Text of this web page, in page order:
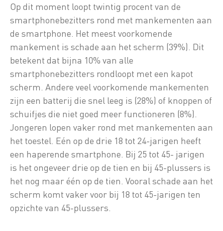
Op dit moment loopt twintig procent van de
smartphonebezitters rond met mankementen aan
de smartphone. Het meest voorkomende
mankement is schade aan het scherm (39%). Dit
betekent dat bijna 10% van alle
smartphonebezitters rondloopt met een kapot
scherm. Andere veel voorkomende mankementen
zijn een batterij die snel leeg is (28%) of knoppen of
schuifjes die niet goed meer functioneren (8%).
Jongeren lopen vaker rond met mankementen aan
het toestel. Eén op de drie 18 tot 24-jarigen heeft
een haperende smartphone. Bij 25 tot 45- jarigen
is het ongeveer drie op de tien en bij 45-plussers is
het nog maar één op de tien. Vooral schade aan het
scherm komt vaker voor bij 18 tot 45-jarigen ten
opzichte van 45-plussers.